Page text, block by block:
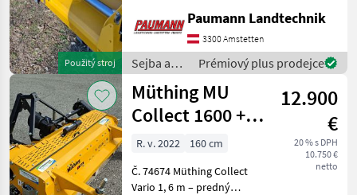
Použitý stroj
hydraulischer
Seitenverschub (56 cm
Hub), 1x DW notwendig -
Verstellbare Vario-
Schneidschien
Paumann Landtechnik
3300 Amstetten
Sejba a
starostlivosť
o plodinu
/ Müthing
Prémiový plus prodejce
Müthing MU
Collect 1600 +
Kubota GDC800
12.900
€
20 % s DPH
10.750 €
netto
R. v. 2022
160 cm
Č. 74674 Müthing Collect
Vario 1, 6 m – predný